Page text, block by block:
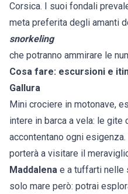
Corsica. I suoi fondali
meta preferita degli amanti
snorkeling
che potranno ammirare le
Cosa fare: escursioni e
Gallura
Mini crociere in motonave,
intere in barca a vela: le gite
accontentano ogni
porterà a visitare il
Maddalena e a tuffarti nelle
solo mare però: potrai